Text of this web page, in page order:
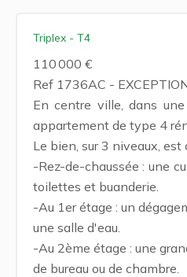
Triplex - T4
110 000 €
Ref 1736AC -
En centre ville, dans
appartement de type 4
Le bien, sur 3 niveaux, est
-Rez-de-chaussée : une
toilettes et buanderie.
-Au 1er étage : un
une salle d'eau.
-Au 2ème étage : une
de bureau ou de chambre.